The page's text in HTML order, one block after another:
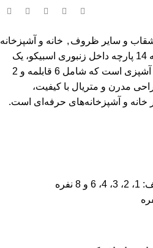
و سایر ظروف , خانه و آشپزخانه
سرویس قابلمه 14 پارچه داخل زنبوری اسبیکو، یک
مجموعه کامل و کاربردی برای آشپزی است که شامل 6 قابلمه و 2
مدرن و متریال با کیفیت،
خانه و آشپزخانه‌های حرفه‌ای است.